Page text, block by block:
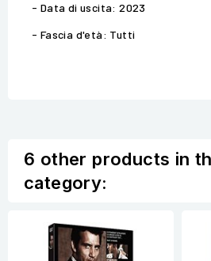
- Data di uscita: 2023
- Fascia d'età: Tutti
6 other products in
category: